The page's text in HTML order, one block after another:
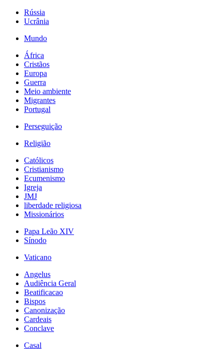
Rússia
Ucrânia
Mundo
África
Cristãos
Europa
Guerra
Meio ambiente
Migrantes
Portugal
Perseguição
Religião
Católicos
Cristianismo
Ecumenismo
Igreja
JMJ
liberdade religiosa
Missionários
Papa Leão XIV
Sínodo
Vaticano
Angelus
Audiência Geral
Beatificacao
Bispos
Canonização
Cardeais
Conclave
Casal